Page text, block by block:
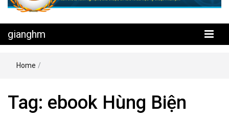
gianghm
Home /
Tag: ebook Hùng Biện